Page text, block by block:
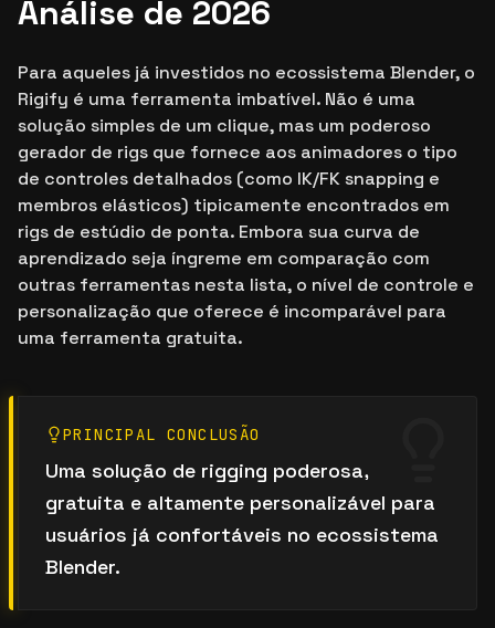
Análise de 2026
Para aqueles já investidos no ecossistema Blender, o
Rigify é uma ferramenta imbatível. Não é uma
solução simples de um clique, mas um poderoso
gerador de rigs que fornece aos animadores o tipo
de controles detalhados (como IK/FK snapping e
membros elásticos) tipicamente encontrados em
rigs de estúdio de ponta. Embora sua curva de
aprendizado seja íngreme em comparação com
outras ferramentas nesta lista, o nível de controle e
personalização que oferece é incomparável para
uma ferramenta gratuita.
PRINCIPAL CONCLUSÃO
Uma solução de rigging poderosa,
gratuita e altamente personalizável para
usuários já confortáveis no ecossistema
Blender.